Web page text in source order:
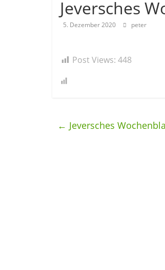
Jeversches
5. Dezember 2020 peter
Post Views: 448
← Jeversches